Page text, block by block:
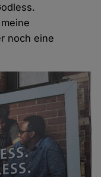
noch eine